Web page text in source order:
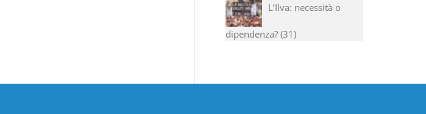
L’Ilva: necessità o
dipendenza? 31